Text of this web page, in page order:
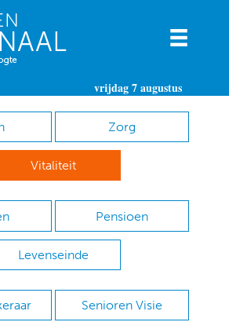
vrijdag 7 augustus
Zorg
Vitaliteit
Pensioen
Levenseinde
Senioren Visie